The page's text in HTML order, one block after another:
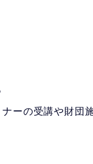
ーの受講や財団